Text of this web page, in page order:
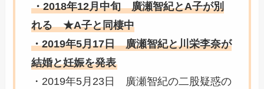
・2018年12月中旬 廣瀬智紀とA子が別
れる ★A子と同棲中
・2019年5月17日 廣瀬智紀と川栄李奈が
結婚と妊娠を発表
・2019年5月23日 廣瀬智紀の二股疑惑の